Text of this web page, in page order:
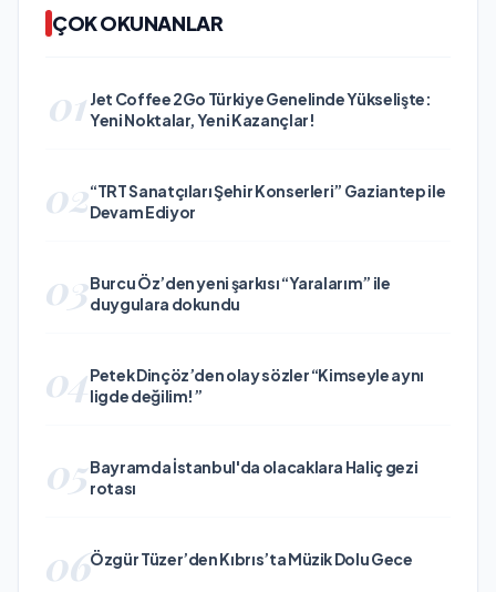
ÇOK OKUNANLAR
01 Jet Coffee 2Go Türkiye Genelinde Yükselişte:
Yeni Noktalar, Yeni Kazançlar!
02“TRT Sanatçıları Şehir Konserleri” Gaziantep ile
Devam Ediyor
03Burcu Öz’den yeni şarkısı “Yaralarım” ile
duygulara dokundu
04Petek Dinçöz’den olay sözler “Kimseyle aynı
ligde değilim!”
05Bayramda İstanbul'da olacaklara Haliç gezi
rotası
06Özgür Tüzer’den Kıbrıs’ta Müzik Dolu Gece